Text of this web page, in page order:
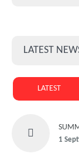
LATEST
LATEST
1